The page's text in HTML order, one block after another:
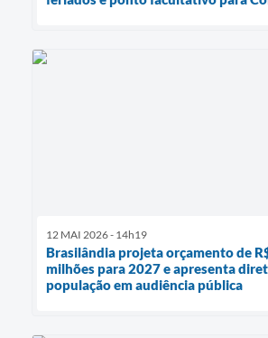
12 MAI 2026 - 14h19
Brasilândia projeta orçamento de
milhões para 2027 e apresenta
população em audiência pública